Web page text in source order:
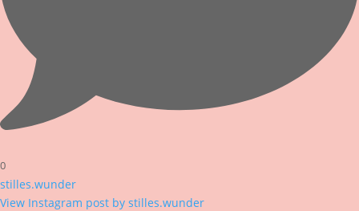
0
stilles.wunder
View Instagram post by stilles.wunder